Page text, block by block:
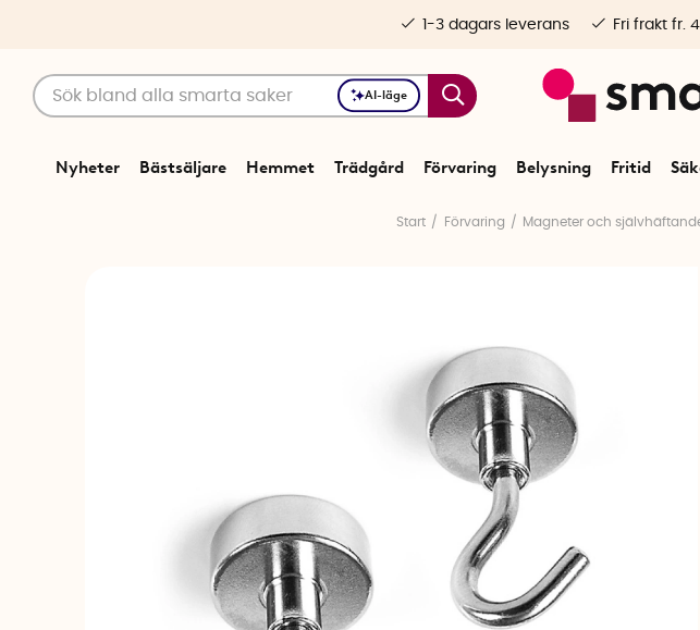
AI-läge
Nyheter Bästsäljare Hemmet Trädgård Förvaring Belysning Fritid
1-3 dagars leverans Fri frakt fr.
Start Förvaring Magneter och